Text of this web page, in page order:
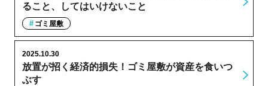
ること、してはいけないこと
ゴミ屋敷
放置が招く経済的損失！ゴミ屋敷が資産を食いつ
ぶす
2025.10.30